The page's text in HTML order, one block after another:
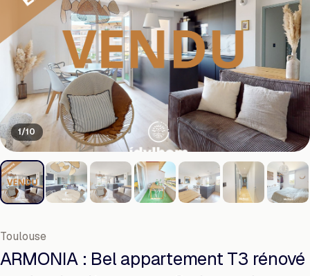
1/10
Toulouse
ARMONIA : Bel appartement T3 rénové